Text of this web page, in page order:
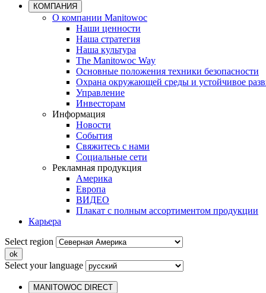
КОМПАНИЯ
О компании Manitowoc
Наши ценности
Наша стратегия
Наша культура
The Manitowoc Way
Основные положения техники безопасности
Охрана окружающей среды и устойчивое
Управление
Инвесторам
Информация
Новости
События
Свяжитесь с нами
Социальные сети
Рекламная продукция
Америка
Европа
ВИДЕО
Плакат с полным ассортиментом продукции
Карьера
Select region
Select your language
MANITOWOC DIRECT